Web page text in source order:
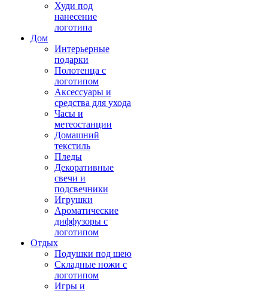
Худи под
нанесение
логотипа
Дом
Интерьерные
подарки
Полотенца с
логотипом
Аксессуары и
средства для ухода
Часы и
метеостанции
Домашний
текстиль
Пледы
Декоративные
свечи и
подсвечники
Игрушки
Ароматические
диффузоры с
логотипом
Отдых
Подушки под шею
Складные ножи с
логотипом
Игры и